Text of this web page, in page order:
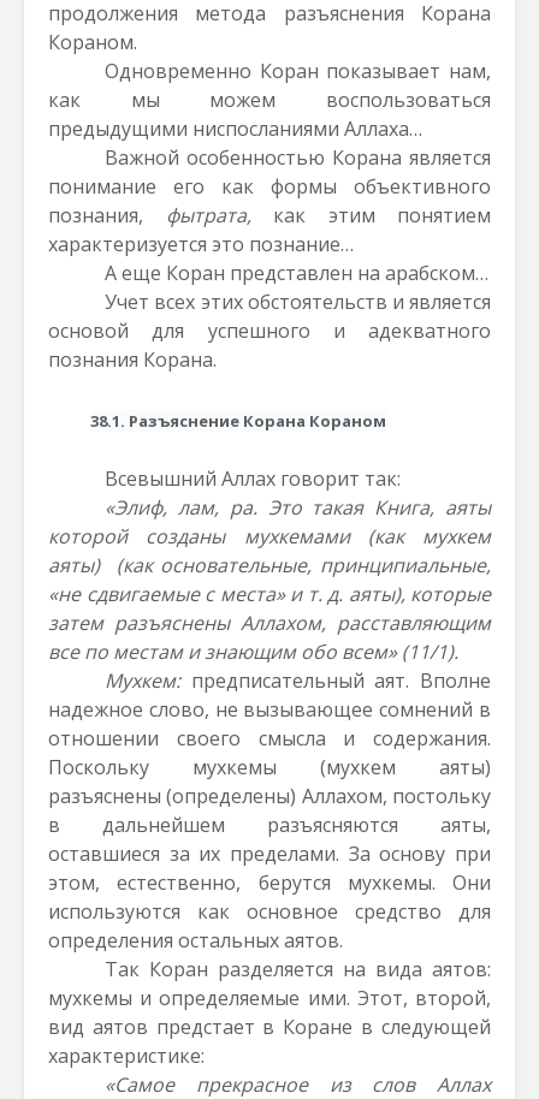
продолжения метода разъяснения Корана
Кораном.
Одновременно Коран показывает нам,
как мы можем воспользоваться
предыдущими ниспосланиями Аллаха…
Важной особенностью Корана является
понимание его как формы объективного
познания, фытрата,как этим понятием
характеризуется это познание…
А еще Коран представлен на арабском…
Учет всех этих обстоятельств и является
основой для успешного и адекватного
познания Корана.
38.1. Разъяснение Корана Кораном
Всевышний Аллах говорит так:
«Элиф, лам, ра. Это такая Книга, аяты
которой созданы мухкемами (как мухкем
аяты) (как основательные, принципиальные,
«не сдвигаемые с места» и т. д. аяты), которые
затем разъяснены Аллахом, расставляющим
все по местам и знающим обо всем» (11/1).
Мухкем:предписательный аят. Вполне
надежное слово, не вызывающее сомнений в
отношении своего смысла и содержания.
Поскольку мухкемы (мухкем аяты)
разъяснены (определены) Аллахом, постольку
в дальнейшем разъясняются аяты,
оставшиеся за их пределами. За основу при
этом, естественно, берутся мухкемы. Они
используются как основное средство для
определения остальных аятов.
Так Коран разделяется на вида аятов:
мухкемы и определяемые ими. Этот, второй,
вид аятов предстает в Коране в следующей
характеристике:
«Самое прекрасное из слов Аллах